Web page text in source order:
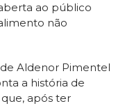
ao público
não
de Aldenor Pimentel
a história de
após ter